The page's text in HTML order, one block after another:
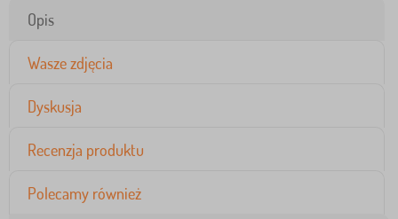
Opis
Wasze zdjęcia
Dyskusja
Recenzja produktu
Polecamy również